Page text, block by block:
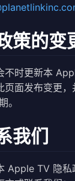
策的变
不时更新本
页面发布变更，
。
我们
Apple TV 隐私